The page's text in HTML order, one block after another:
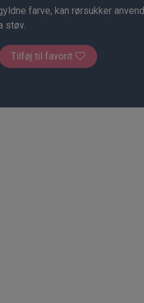
farve, kan rørsukker
støv.
Tilføj til favorit